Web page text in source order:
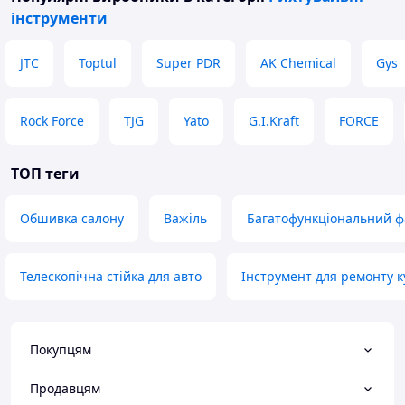
інструменти
JTC Toptul Super PDR AK Chemical Gys
Rock Force TJG Yato G.I.Kraft FORCE
ТОП теги
Обшивка салону Важіль Багатофункціональний
Телескопічна стійка для авто Інструмент для ремонту
Покупцям
Продавцям